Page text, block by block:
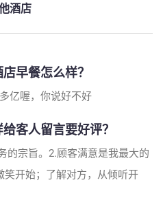
酒店
早餐怎么样？
亿喔，你说好不好
客人留言要好评？
的宗旨。2.顾客满意是我最大的
笑开始；了解对方，从倾听开